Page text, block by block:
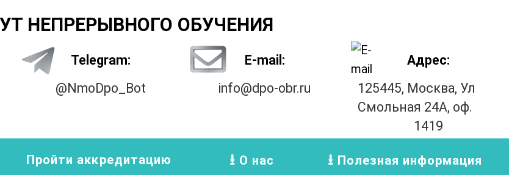
НЕПРЕРЫВНОГО ОБУЧЕНИЯ
Telegram:
@NmoDpo_Bot
E-mail:
info@dpo-obr.ru
Адрес:
125445, Москва, Ул
Смольная 24А, оф.
1419
Пройти аккредитацию О нас Полезная информация